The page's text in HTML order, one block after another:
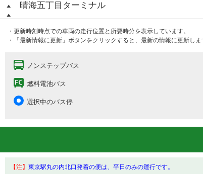
晴海五丁目ターミナル
・更新時刻時点での車両の走行位置と所要時分を表示しています。
・「最新情報に更新」ボタンをクリックすると、最新の情報に更新し
ノンステップバス
燃料電池バス
選択中のバス停
【注】 東京駅丸の内北口発着の便は、平日のみの運行です。